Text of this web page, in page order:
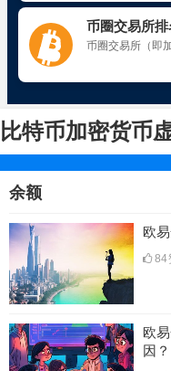
比特币加密货币
余额
欧
84
欧
因？